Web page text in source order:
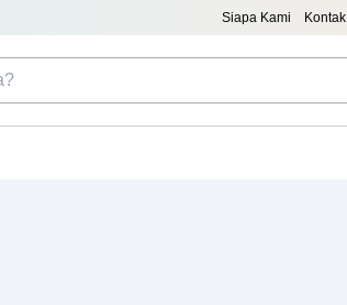
Siapa Kami Kontak